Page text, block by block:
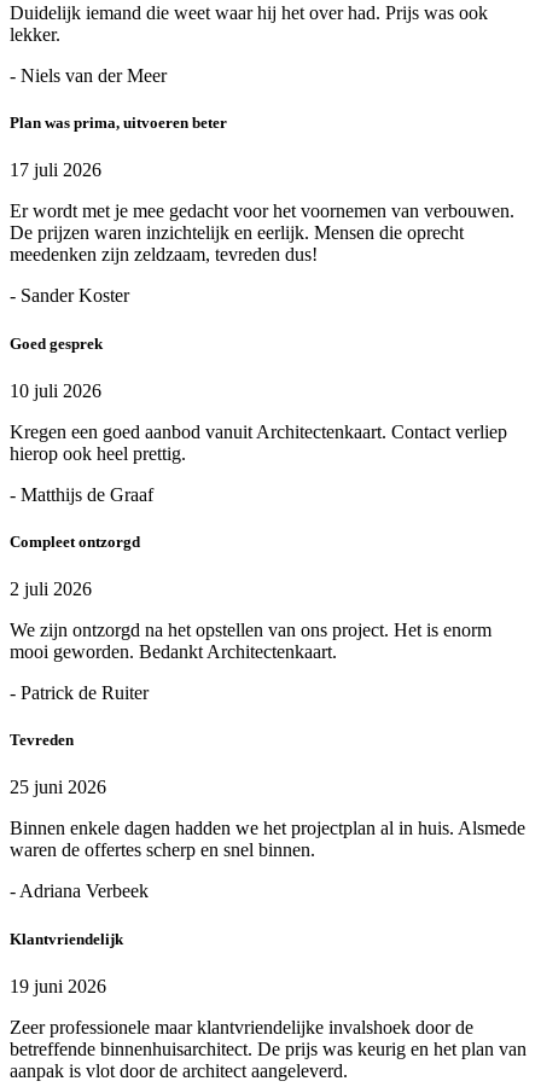
Duidelijk iemand die weet waar hij het over had. Prijs was ook
lekker.
- Niels van der Meer
Plan was prima, uitvoeren beter
17 juli 2026
Er wordt met je mee gedacht voor het voornemen van verbouwen.
De prijzen waren inzichtelijk en eerlijk. Mensen die oprecht
meedenken zijn zeldzaam, tevreden dus!
- Sander Koster
Goed gesprek
10 juli 2026
Kregen een goed aanbod vanuit Architectenkaart. Contact verliep
hierop ook heel prettig.
- Matthijs de Graaf
Compleet ontzorgd
2 juli 2026
We zijn ontzorgd na het opstellen van ons project. Het is enorm
mooi geworden. Bedankt Architectenkaart.
- Patrick de Ruiter
Tevreden
25 juni 2026
Binnen enkele dagen hadden we het projectplan al in huis. Alsmede
waren de offertes scherp en snel binnen.
- Adriana Verbeek
Klantvriendelijk
19 juni 2026
Zeer professionele maar klantvriendelijke invalshoek door de
betreffende binnenhuisarchitect. De prijs was keurig en het plan van
aanpak is vlot door de architect aangeleverd.